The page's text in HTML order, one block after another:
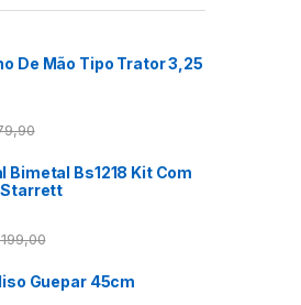
De Mão Tipo Trator 3,25
Bimetal Bs1218 Kit Com
Starrett
Guepar 45cm